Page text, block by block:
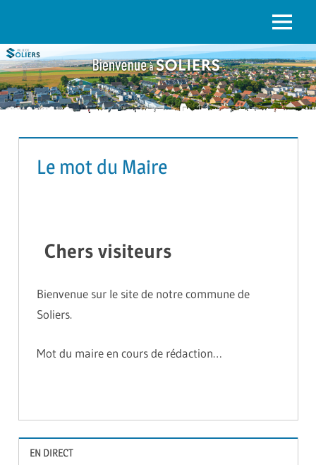
Menu
Le mot du Maire
Chers visiteurs
Bienvenue sur le site de notre commune de
Soliers.
Mot du maire en cours de rédaction…
EN DIRECT